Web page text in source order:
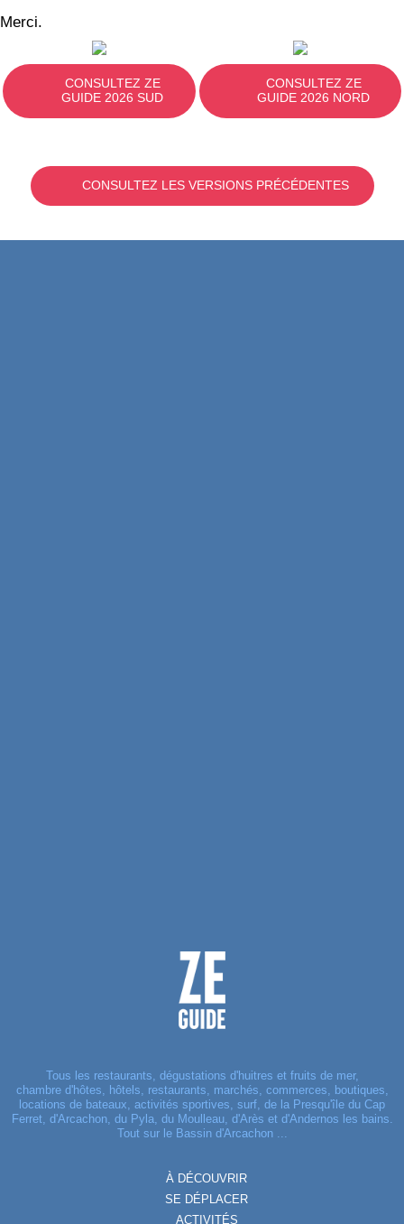
Merci.
CONSULTEZ ZE
GUIDE 2026 SUD
CONSULTEZ ZE
GUIDE 2026 NORD
CONSULTEZ LES VERSIONS PRÉCÉDENTES
Tous les restaurants, dégustations d'huitres et fruits de mer,
chambre d'hôtes, hôtels, restaurants, marchés, commerces, boutiques,
locations de bateaux, activités sportives, surf, de la Presqu'île du Cap
Ferret, d'Arcachon, du Pyla, du Moulleau, d'Arès et d'Andernos les bains.
Tout sur le Bassin d'Arcachon ...
À DÉCOUVRIR
SE DÉPLACER
ACTIVITÉS